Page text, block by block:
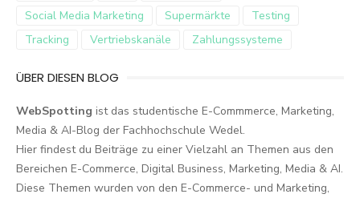
Social Media Marketing
Supermärkte
Testing
Tracking
Vertriebskanäle Zahlungssysteme
ÜBER DIESEN BLOG
WebSpotting ist das studentische E-Commmerce, Marketing,
Media & AI-Blog der Fachhochschule Wedel.
Hier findest du Beiträge zu einer Vielzahl an Themen aus den
Bereichen E-Commerce, Digital Business, Marketing, Media & AI.
Diese Themen wurden von den E-Commerce- und Marketing,